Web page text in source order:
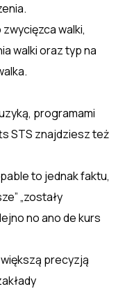
walki,
walki oraz typ na
programami
STS znajdziesz też
to jednak faktu,
„zostały
no ano de kurs
precyzją